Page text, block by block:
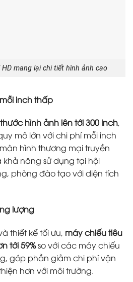
mang lại chi tiết hình ảnh cao
inch thấp
hình ảnh lên tới 300 inch,
mô lớn với chi phí mỗi inch
hình thương mại truyền
năng sử dụng tại hội
phòng đào tạo với diện tích
lượng
thiết kế tối ưu, máy chiếu tiêu
tới 59%so với các máy chiếu
góp phần giảm chi phí vận
hơn với môi trường.